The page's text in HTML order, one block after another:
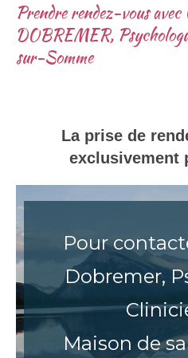
Prendre rendez-vous
DOBREMER,
sur-Somme
La prise de
exclusivement
Pour
Dobremer,
Maison de